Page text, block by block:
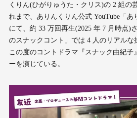
くりん(ひがりゅうた・クリス)の 2 組の
れまで、ありんくりん公式 YouTube「あ
にて、約 33 万回再⽣(2025 年 7 ⽉時点)
のスナックコント」では 4 ⼈のリアルな
この度のコントドラマ『スナック由紀⼦
ーを演じている。